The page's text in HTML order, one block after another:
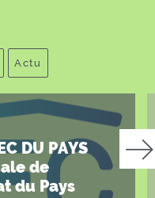
les publications
uniquement les Mag
Actu
Afficher uniquement
DU PAYS
de
du Pays